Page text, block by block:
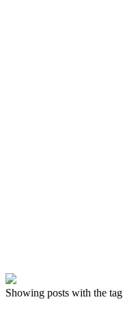
Showing posts with the tag